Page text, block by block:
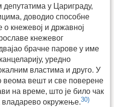
у Цариграду,
доводио способне
о кнежевој и државној
кнежевог
брачне парове у име
уредно
властима и друго. У
веома вешт и све поверене
на време, што је било чак
владарево окружење.30)